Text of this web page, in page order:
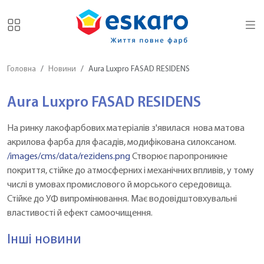
Головна Новини Aura Luxpro FASAD RESIDENS
Aura Luxpro FASAD RESIDENS
На ринку лакофарбових матеріалів з'явилася нова матова
акрилова фарба для фасадів, модифікована силоксаном.
/images/cms/data/rezidens.pngСтворює паропроникне
покриття, стійке до атмосферних і механічних впливів, у тому
числі в умовах промислового й морського середовища.
Стійке до УФ випромінювання. Має водовідштовхувальні
властивості й ефект самоочищення.
Інші новини